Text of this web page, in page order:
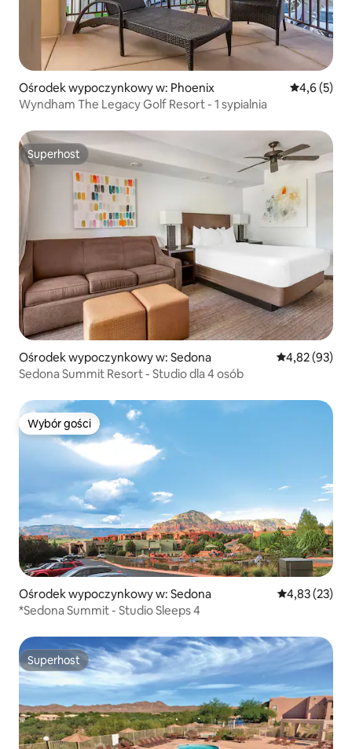
Ośrodek wypoczynkowy w: Phoenix Średnia
4,6 (5)
Wyndham The Legacy Golf Resort - 1 sypialnia
Superhost
Superhost
Ośrodek wypoczynkowy w: Sedona Średnia
4,82 (93)
Sedona Summit Resort - Studio dla 4 osób
Wybór gości
Wybór gości
Ośrodek wypoczynkowy w: Sedona Średnia
4,83 (23)
*Sedona Summit - Studio Sleeps 4
Superhost
Superhost